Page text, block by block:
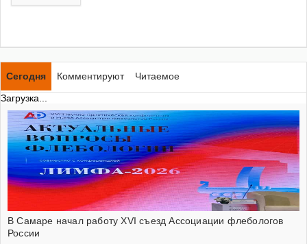
Сегодня Комментируют
Читаемое
Загрузка...
В Самаре начал работу XVI съезд Ассоциации флебологов
России